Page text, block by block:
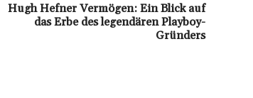
Hugh Hefner Vermögen: Ein Blick auf
das Erbe des legendären Playboy-
Gründers